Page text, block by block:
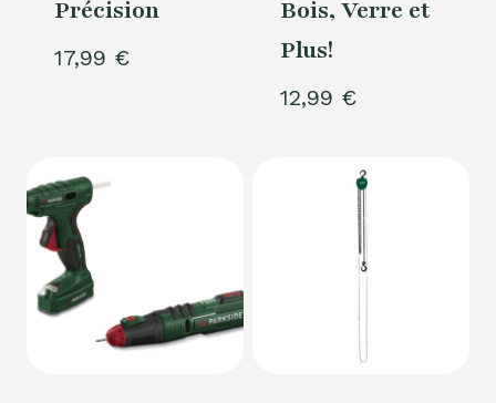
Précision
17,99 €
Bois, Verre et
Plus!
12,99 €